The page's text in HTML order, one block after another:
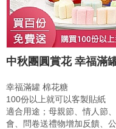
中秋團圓賞花 幸福滿
幸福滿罐 棉花糖
100份以上就可以客製貼紙
適合用途；母親節、情人節
會、問卷送禮物增加反饋、